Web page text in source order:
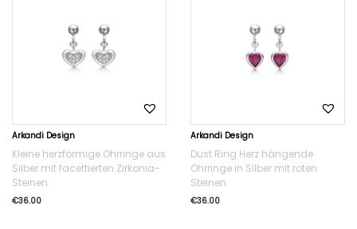
Arkandi Design
Kleine herzförmige Ohrringe aus
Silber mit facettierten Zirkonia-
Steinen
€36.00
Arkandi Design
Dust Ring Herz hängende
Ohrringe in Silber mit roten
Steinen
€36.00